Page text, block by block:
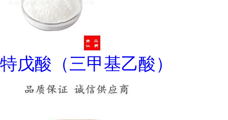
特戊酸（三甲基乙酸）